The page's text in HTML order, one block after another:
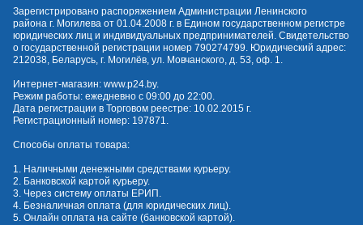
Зарегистрировано распоряжением Администрации Ленинского
района г. Могилева от 01.04.2008 г. в Едином государственном регистре
юридических лиц и индивидуальных предпринимателей. Свидетельство
о государственной регистрации номер 790274799. Юридический адрес:
212038, Беларусь, г. Могилёв, ул. Мовчанского, д. 53, оф. 1.
Интернет-магазин: www.p24.by.
Режим работы: ежедневно с 09:00 до 22:00.
Дата регистрации в Торговом реестре: 10.02.2015 г.
Регистрационный номер: 197871.
Способы оплаты товара:
1. Наличными денежными средствами курьеру.
2. Банковской картой курьеру.
3. Через систему оплаты ЕРИП.
4. Безналичная оплата (для юридических лиц).
5. Онлайн оплата на сайте (банковской картой).